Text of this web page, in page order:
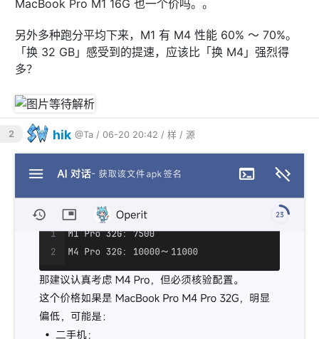
MacBook Pro M1 16G 也一个价吗。。
另外多种跑分平均下来，M1 有 M4 性能 60% ～ 70%。
「换 32 GB」感受到的提速，应该比「换 M4」强烈得
多？
2 hik @Ta / 06-20 20:42 / 样 / 源